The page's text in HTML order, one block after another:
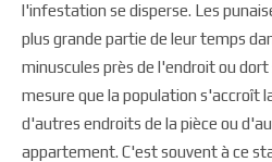
l'infestation se disperse. Les
plus grande partie de leur temps
minuscules près de l'endroit ou
mesure que la population s'accroît
d'autres endroits de la pièce ou
appartement. C'est souvent à ce